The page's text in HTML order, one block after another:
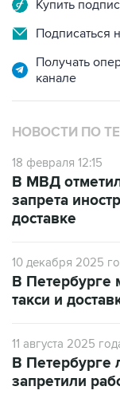
Купить
Подписаться
Получать
канале
НОВОСТИ ПО
18 февраля 12:15
В МВД
запрета
доставке
10 декабря 2025
В Петербурге
такси и
11 августа 2025
В Петербурге
запретили